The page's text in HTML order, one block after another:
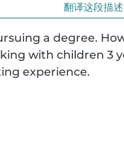
翻译这段描述
a degree.
with children 3
experience.